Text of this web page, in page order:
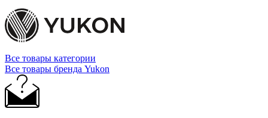
Все товары категории
Все товары бренда Yukon